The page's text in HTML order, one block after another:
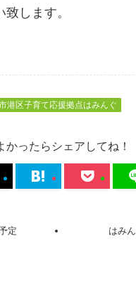
します。
港区子育て応援拠点はみんぐ
かったらシェアしてね！
定 はみ